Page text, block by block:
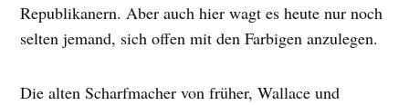
Republikanern. Aber auch hier wagt es heute nur noch
selten jemand, sich offen mit den Farbigen anzulegen.
Die alten Scharfmacher von früher, Wallace und